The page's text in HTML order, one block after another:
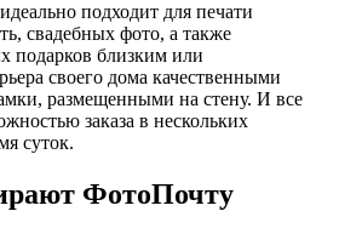
подходит для печати
свадебных фото, а также
подарков близким или
своего дома качественными
размещенными на стену. И все
заказа в нескольких
суток.
ФотоПочту